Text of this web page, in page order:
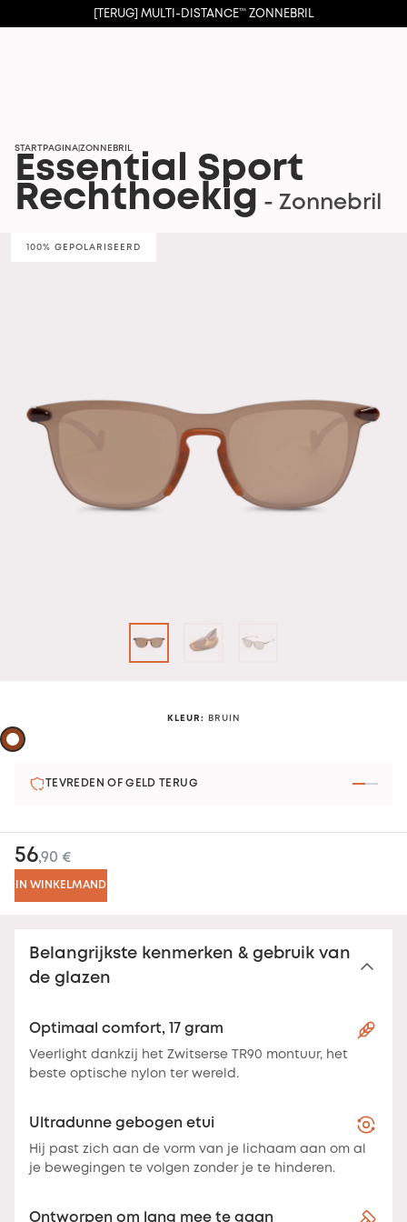
[TERUG] MULTI-DISTANCE™ ZONNEBRIL
STARTPAGINA ZONNEBRIL
Essential Sport
Rechthoekig - Zonnebril
100% GEPOLARISEERD
Belangrijkste kenmerken & gebruik van
de glazen
Optimaal comfort, 17 gram
Veerlight dankzij het Zwitserse TR90 montuur, het
beste optische nylon ter wereld.
Ultradunne gebogen etui
Hij past zich aan de vorm van je lichaam aan om al
je bewegingen te volgen zonder je te hinderen.
Ontworpen om lang mee te gaan
KLEUR : BRUIN
TEVREDEN OF GELD TERUG
56,90 €
IN WINKELMAND